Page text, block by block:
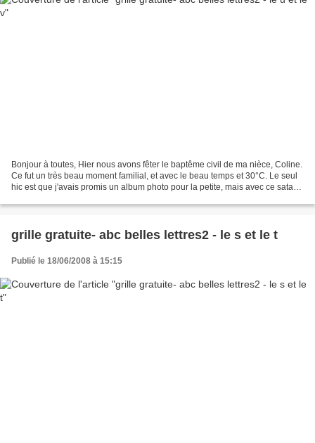
Bonjour à toutes, Hier nous avons fêter le baptême civil de ma nièce, Coline.
Ce fut un très beau moment familial, et avec le beau temps et 30°C. Le seul
hic est que j'avais promis un album photo pour la petite, mais avec ce satané
grille gratuite- abc belles lettres2 - le s et le t
Publié le 18/06/2008 à 15:15